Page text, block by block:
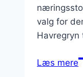
valg for
Læs mere